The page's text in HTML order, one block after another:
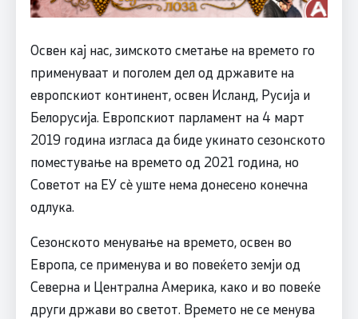
Освен кај нас, зимското сметање на времето го
применуваат и поголем дел од државите на
европскиот континент, освен Исланд, Русија и
Белорусија. Европскиот парламент на 4 март
2019 година изгласа да биде укинато сезонското
поместување на времето од 2021 година, но
Советот на ЕУ сè уште нема донесено конечна
одлука.
Сезонското менување на времето, освен во
Европа, се применува и во повеќето земји од
Северна и Централна Америка, како и во повеќе
други држави во светот. Времето не се менува